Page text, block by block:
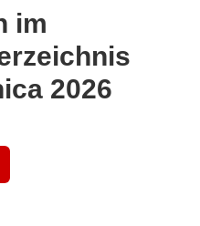
im
2026